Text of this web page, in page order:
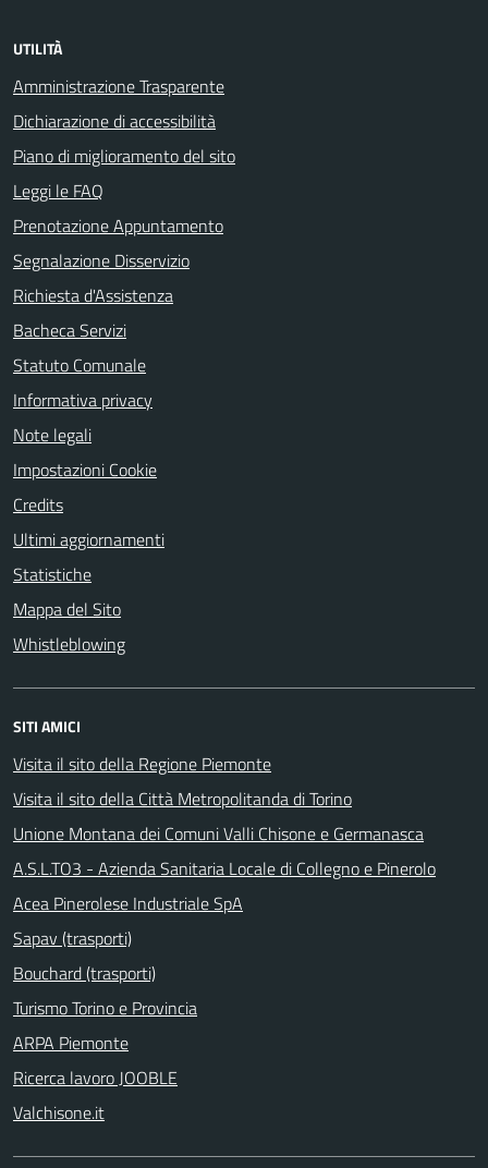
UTILITÀ
Amministrazione Trasparente
Dichiarazione di accessibilità
Piano di miglioramento del sito
Leggi le FAQ
Prenotazione Appuntamento
Segnalazione Disservizio
Richiesta d'Assistenza
Bacheca Servizi
Statuto Comunale
Informativa privacy
Note legali
Impostazioni Cookie
Credits
Ultimi aggiornamenti
Statistiche
Mappa del Sito
Whistleblowing
SITI AMICI
Visita il sito della Regione Piemonte
Visita il sito della Città Metropolitanda di Torino
Unione Montana dei Comuni Valli Chisone e Germanasca
A.S.L.TO3 - Azienda Sanitaria Locale di Collegno e Pinerolo
Acea Pinerolese Industriale SpA
Sapav (trasporti)
Bouchard (trasporti)
Turismo Torino e Provincia
ARPA Piemonte
Ricerca lavoro JOOBLE
Valchisone.it